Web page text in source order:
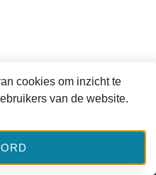
cookies om inzicht te
van de website.